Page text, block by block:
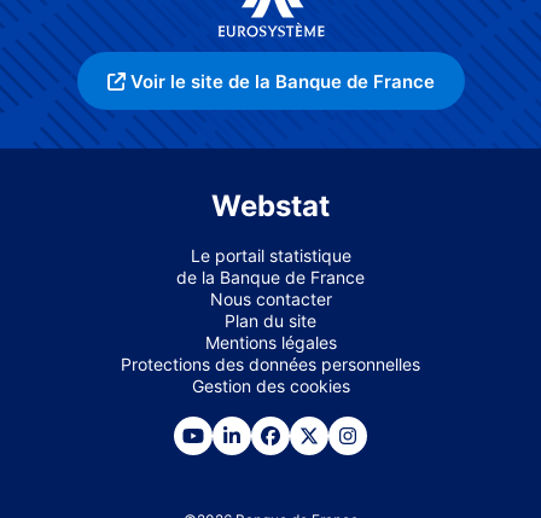
Voir le site de la Banque de France
Webstat
Le portail statistique
de la Banque de France
Nous contacter
Plan du site
Mentions légales
Protections des données personnelles
Gestion des cookies